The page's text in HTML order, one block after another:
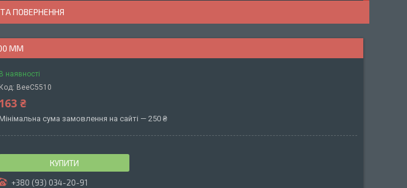
ПОВЕРНЕННЯ
ММ
В наявності
Код: BeeC5510
163 ₴
сума замовлення на сайті — 250 ₴
КУПИТИ
+380 (93) 034-20-91